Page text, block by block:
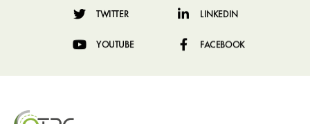
TWITTER LINKEDIN
YOUTUBE FACEBOOK